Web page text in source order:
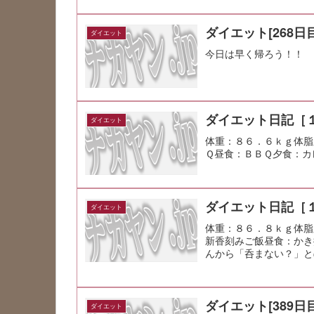
ダイエット ダイエット[268日
今日は早く帰ろう！！
ダイエット ダイエット日記［
体重：８６．６ｋｇ体
Ｑ昼食：ＢＢＱ夕食：
ダイエット ダイエット日記［
体重：８６．８ｋｇ体
新香刻みご飯昼食：か
んから「呑まない？
ダイエット ダイエット[389日